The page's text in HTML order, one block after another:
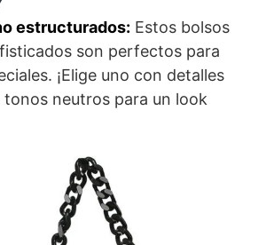
estructurados: Estos bolsos
son perfectos para
¡Elige uno con detalles
tonos neutros para un look